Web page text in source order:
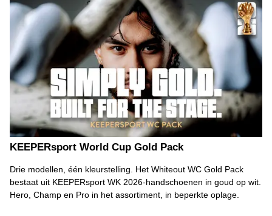
KEEPERsport World Cup Gold Pack
Drie modellen, één kleurstelling. Het Whiteout WC Gold Pack
bestaat uit KEEPERsport WK 2026-handschoenen in goud op wit.
Hero, Champ en Pro in het assortiment, in beperkte oplage.